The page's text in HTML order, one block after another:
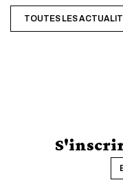
TOUTES LES